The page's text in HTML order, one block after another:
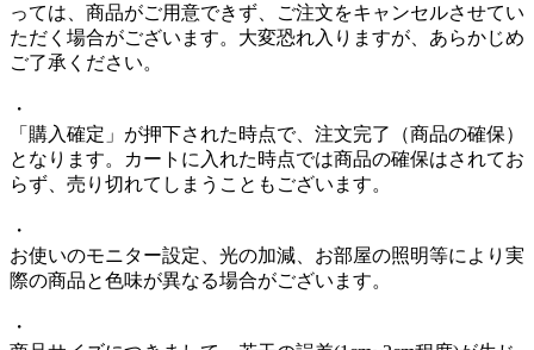
っては、商品がご用意できず、ご注文をキャンセルさせてい
ただく場合がございます。大変恐れ入りますが、あらかじめ
ご了承ください。
・
「購入確定」が押下された時点で、注文完了（商品の確保）
となります。カートに入れた時点では商品の確保はされてお
らず、売り切れてしまうこともございます。
・
お使いのモニター設定、光の加減、お部屋の照明等により実
際の商品と色味が異なる場合がございます。
・